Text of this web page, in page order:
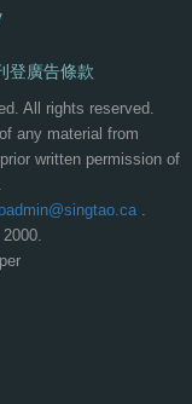
登廣告條款
All rights reserved.
any material from
written permission of
.